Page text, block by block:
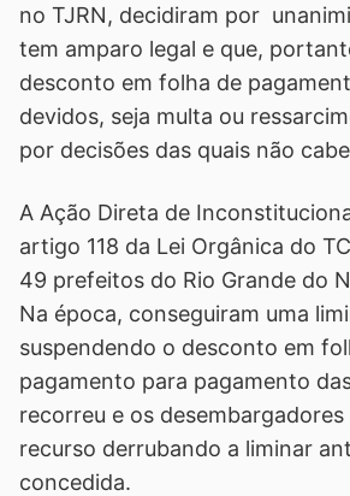
no TJRN, decidiram por
tem amparo legal e que,
desconto em folha de
devidos, seja multa ou
por decisões das quais não
A Ação Direta de
artigo 118 da Lei Orgânica do
49 prefeitos do Rio Grande do
Na época, conseguiram uma
suspendendo o desconto em
pagamento para pagamento
recorreu e os
recurso derrubando a liminar
concedida.